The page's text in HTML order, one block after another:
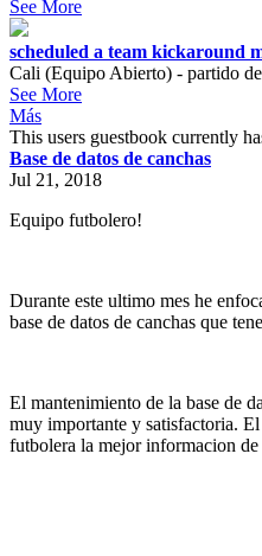
See More
scheduled a team kickaround
Cali (Equipo Abierto) - partido
See More
Más
This users guestbook currently
Base de datos de canchas
Jul 21, 2018
Equipo futbolero!
Durante este ultimo mes he
base de datos de canchas que
El mantenimiento de la base de
muy importante y satisfactoria.
futbolera la mejor informacion de